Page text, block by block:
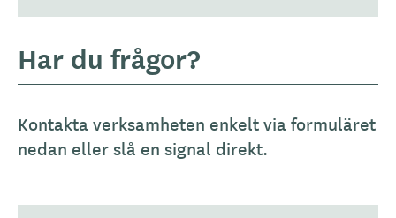
Har du frågor?
Kontakta verksamheten enkelt via formuläret
nedan eller slå en signal direkt.